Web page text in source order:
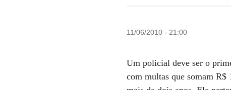
11/06/2010 - 21:00
Um policial deve ser o
com multas que somam